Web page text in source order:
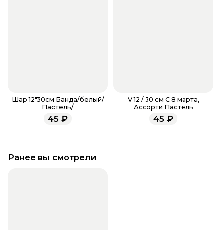
Шар 12"30см Банда/белый/
Пастель/
45 ₽
V 12 / 30 см С 8 марта,
Ассорти Пастель
45 ₽
Ранее вы смотрели